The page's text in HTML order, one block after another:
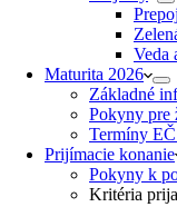
Veda
Maturita 2026
Základné
Pokyny pre
Termíny
Prijímacie konanie
Pokyny k
Kritéria